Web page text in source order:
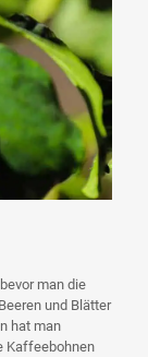
man die
und Blätter
hat man
Kaffeebohnen